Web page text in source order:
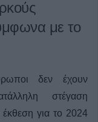
με το
δεν έχουν
στέγαση
για το 2024